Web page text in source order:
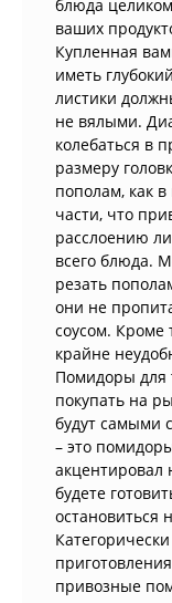
блюда
ваших
Купленная
иметь
листики
не вялыми.
колебаться в
размеру
пополам, как
части, что
расслоению
всего блюда.
резать
они не
соусом. Кроме
крайне
Помидоры для
покупать на
будут самыми
– это
акцентировал
будете
остановиться
привозные